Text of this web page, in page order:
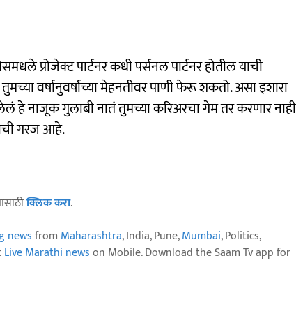
प्रोजेक्ट पार्टनर कधी पर्सनल पार्टनर होतील याची
वर्षांनुवर्षांच्या मेहनतीवर पाणी फेरू शकतो. असा इशारा
हे नाजूक गुलाबी नातं तुमच्या करिअरचा गेम तर करणार नाही
गरज आहे.
क्लिक करा.
newsfrom Maharashtra, India, Pune,Mumbai, Politics,
Live Marathi newson Mobile. Download the Saam Tv app for